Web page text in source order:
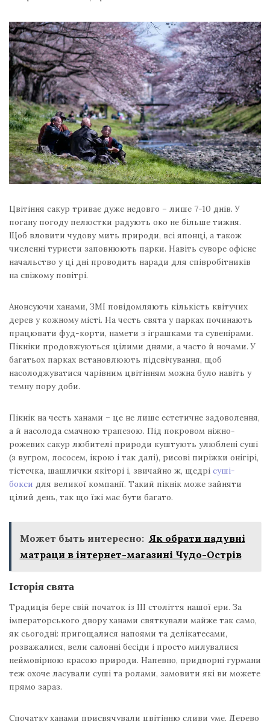
Цвітіння сакур триває дуже недовго – лише 7-10 днів. У
погану погоду пелюстки радують око не більше тижня.
Щоб вловити чудову мить природи, всі японці, а також
численні туристи заповнюють парки. Навіть суворе офісне
начальство у ці дні проводить наради для співробітників
на свіжому повітрі.
Анонсуючи ханами, ЗМІ повідомляють кількість квітучих
дерев у кожному місті. На честь свята у парках починають
працювати фуд-корти, намети з іграшками та сувенірами.
Пікніки продовжуються цілими днями, а часто й ночами. У
багатьох парках встановлюють підсвічування, щоб
насолоджуватися чарівним цвітінням можна було навіть у
темну пору доби.
Пікнік на честь ханами – це не лише естетичне задоволення,
а й насолода смачною трапезою. Під покровом ніжно-
рожевих сакур любителі природи куштують улюблені суші
(з вугром, лососем, ікрою і так далі), рисові пиріжки онігірі,
тістечка, шашлички якіторі і, звичайно ж, щедрі суші-
бокси для великої компанії. Такий пікнік може зайняти
цілий день, так що їжі має бути багато.
Может быть интересно: Як обрати надувні
матраци в інтернет-магазині Чудо-Острів
Історія свята
Традиція бере свій початок із III століття нашої ери. За
імператорського двору ханами святкували майже так само,
як сьогодні: пригощалися напоями та делікатесами,
розважалися, вели салонні бесіди і просто милувалися
неймовірною красою природи. Напевно, придворні гурмани
теж охоче ласували суші та ролами, замовити які ви можете
прямо зараз.
Спочатку ханами присвячували цвітінню сливи уме. Дерево